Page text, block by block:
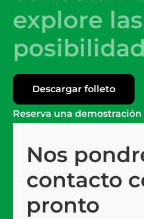
explore las
Descargar folleto
Reserva una demostración
Nos
contacto
pronto
Más de 120
Profesionales en Mprise
Software #1
Plataforma de última